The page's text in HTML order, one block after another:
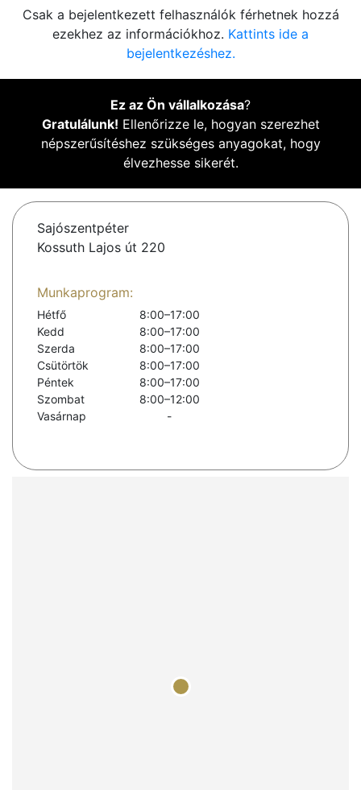
Csak a bejelentkezett felhasználók férhetnek hozzá
ezekhez az információkhoz. Kattints ide a
bejelentkezéshez.
Ez az Ön vállalkozása?
Gratulálunk! Ellenőrizze le, hogyan szerezhet
népszerűsítéshez szükséges anyagokat, hogy
élvezhesse sikerét.
Sajószentpéter
Kossuth Lajos út 220
Munkaprogram:
Hétfő
8:00–17:00
Kedd
8:00–17:00
Szerda
8:00–17:00
Csütörtök
8:00–17:00
Péntek
8:00–17:00
Szombat
8:00–12:00
Vasárnap
-